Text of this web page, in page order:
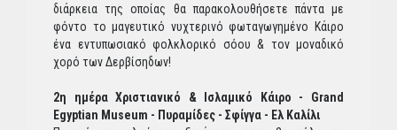
διάρκεια της οποίας θα παρακολουθήσετε πάντα με
φόντο το μαγευτικό νυχτερινό φωταγωγημένο Κάιρο
ένα εντυπωσιακό φολκλορικό σόου & τον μοναδικό
χορό των Δερβίσηδων!
2η ημέρα Χριστιανικό & Ισλαμικό Κάιρο - Grand
Egyptian Museum - Πυραμίδες - Σφίγγα - Ελ Καλίλι